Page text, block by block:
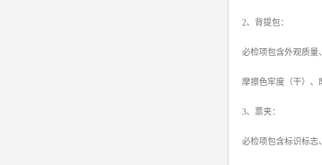
2、背提包：
必检项包含外观质量
摩擦色牢度（干）、
3、票夹：
必检项包含标识标志